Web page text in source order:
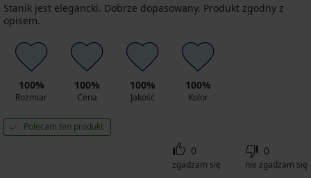
Stanik jest elegancki. Dobrze dopasowany. Produkt zgodny z
opisem.
100%
Rozmiar
100%
Cena
100%
Jakość
100%
Kolor
Polecam ten produkt
0
zgadzam się
0
nie zgadzam się